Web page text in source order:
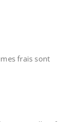
frais sont